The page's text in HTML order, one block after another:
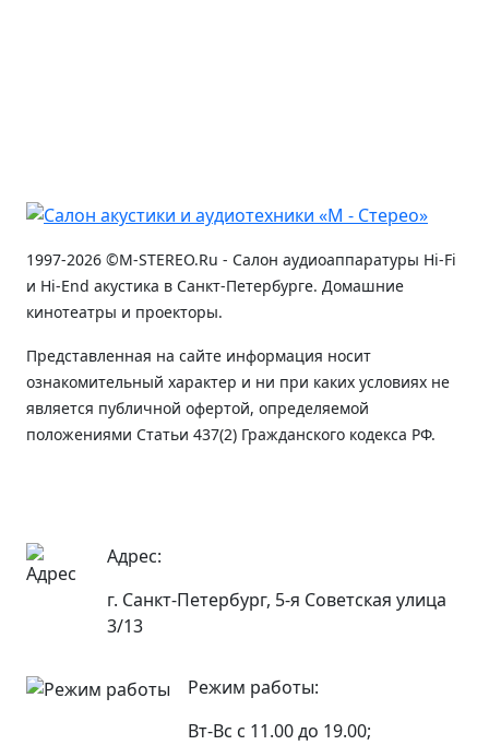
1997-2026 ©M-STEREO.Ru - Салон аудиоаппаратуры Hi-Fi
и Hi-End акустика в Санкт-Петербурге. Домашние
кинотеатры и проекторы.
Представленная на сайте информация носит
ознакомительный характер и ни при каких условиях не
является публичной офертой, определяемой
положениями Статьи 437(2) Гражданского кодекса РФ.
Адрес:
г. Санкт-Петербург, 5-я Советская улица
3/13
Режим работы:
Вт-Вс с 11.00 до 19.00;